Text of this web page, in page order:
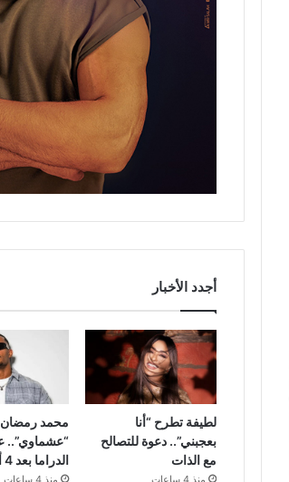
أجدد الأخبار
لطيفة تطرح “أنا
بعجبني”.. دعوة للتصالح
مع الذات
منذ 4 ساعات
محمد
“عشماوي”..
الدراما بعد 4 أعوام
منذ 4 ساعات